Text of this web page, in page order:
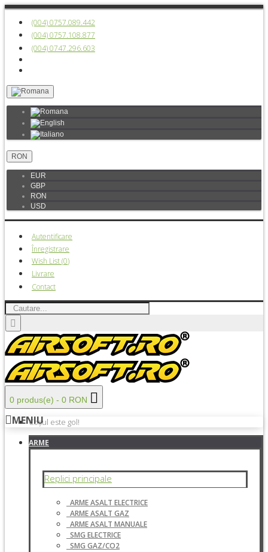
(004) 0757.089.442
(004) 0757.108.877
(004) 0747.296.603
RON
EUR
GBP
RON
USD
Autentificare
Înregistrare
Wish List (0)
Livrare
Contact
0 produs(e) - 0 RON
Coșul este gol!
MENIU
ARME
Replici principale
ARME ASALT ELECTRICE
ARME ASALT GAZ
ARME ASALT MANUALE
SMG ELECTRICE
SMG GAZ/CO2